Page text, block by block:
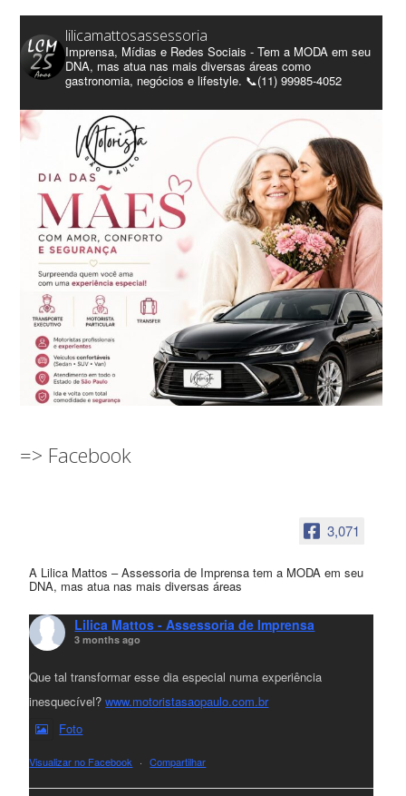
lilicamattosassessoria
Imprensa, Mídias e Redes Sociais - Tem a MODA em seu
DNA, mas atua nas mais diversas áreas como
gastronomia, negócios e lifestyle. 📞(11) 99985-4052
=> Facebook
3,071
A Lilica Mattos – Assessoria de Imprensa tem a MODA em seu
DNA, mas atua nas mais diversas áreas
Lilica Mattos - Assessoria de Imprensa
3 months ago
Que tal transformar esse dia especial numa experiência
inesquecível?www.motoristasaopaulo.com.br
Foto
Visualizar no Facebook · Compartilhar